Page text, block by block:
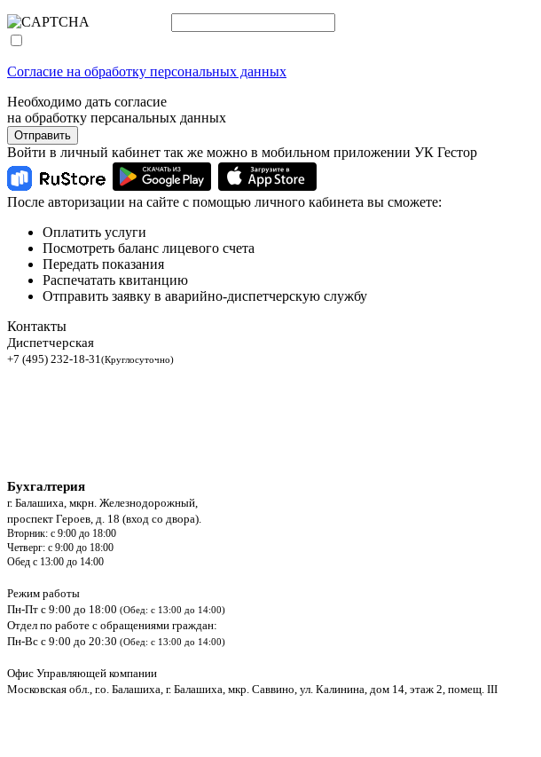
Согласие на обработку персональных данных
Необходимо дать согласие
на обработку персанальных данных
Отправить
Войти в личный кабинет так же можно в мобильном приложении УК Гестор
После авторизации на сайте с помощью личного кабинета вы сможете:
Оплатить услуги
Посмотреть баланс лицевого счета
Передать показания
Распечатать квитанцию
Отправить заявку в аварийно-диспетчерскую службу
Контакты
Диспетчерская
+7 (495) 232-18-31(Круглосуточно)
Бухгалтерия
г. Балашиха, мкрн. Железнодорожный,
проспект Героев, д. 18 (вход со двора).
Вторник: с 9:00 до 18:00
Четверг: с 9:00 до 18:00
Обед с 13:00 до 14:00
Режим работы
Пн-Пт с 9:00 до 18:00 (Обед: с 13:00 до 14:00)
Отдел по работе с обращениями граждан:
Пн-Вс с 9:00 до 20:30 (Обед: с 13:00 до 14:00)
Офис Управляющей компании
Московская обл., г.о. Балашиха, г. Балашиха, мкр. Саввино, ул. Калинина, дом 14, этаж 2, помещ. III